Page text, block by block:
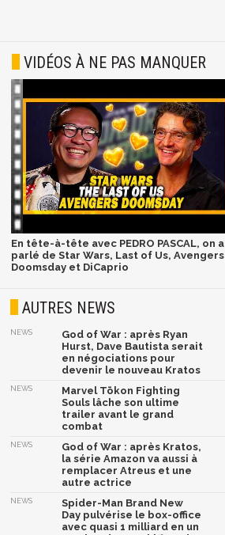
VIDÉOS À NE PAS MANQUER
En tête-à-tête avec PEDRO PASCAL, on a
parlé de Star Wars, Last of Us, Avengers
Doomsday et DiCaprio
AUTRES NEWS
NEWS
God of War : après Ryan
Hurst, Dave Bautista serait
en négociations pour
devenir le nouveau Kratos
NEWS
Marvel Tōkon Fighting
Souls lâche son ultime
trailer avant le grand
combat
NEWS
God of War : après Kratos,
la série Amazon va aussi à
remplacer Atreus et une
autre actrice
NEWS
Spider-Man Brand New
Day pulvérise le box-office
avec quasi 1 milliard en un